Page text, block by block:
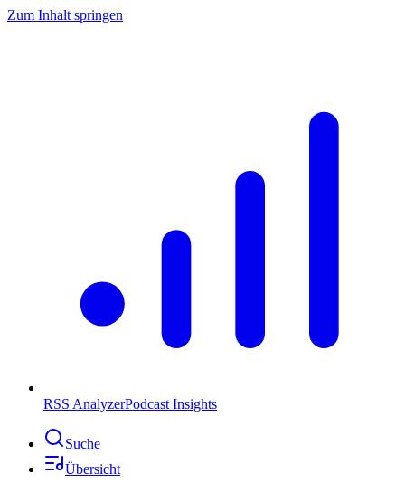
Zum Inhalt springen
RSS AnalyzerPodcast Insights
Suche
Übersicht